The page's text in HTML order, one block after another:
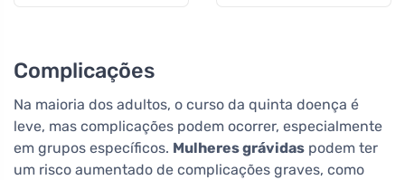
Complicações
Na maioria dos adultos, o curso da quinta doença é
leve, mas complicações podem ocorrer, especialmente
em grupos específicos. Mulheres grávidas podem ter
um risco aumentado de complicações graves, como